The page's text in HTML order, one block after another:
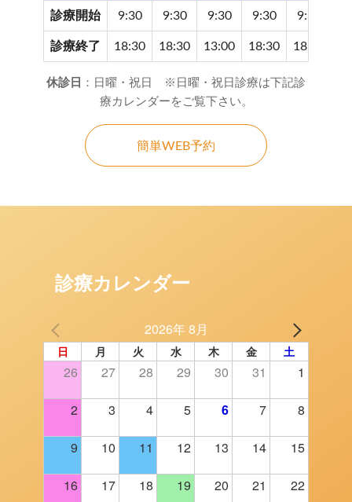
診療開始 9:30 9:30 9:30 9:30 9:30
診療終了 18:30 18:30 13:00 18:30 18:30
休診日 ：日曜・祝日 ※日曜・祝日診療は下記診
療カレンダーをご覧下さい。
簡単WEB予約
診療カレンダー
2026年 8月
日 月 火 水 木 金 土
26 27 28 29 30 31 1
2 3 4 5 6 7 8
9 10 11 12 13 14 15
16 17 18 19 20 21 22